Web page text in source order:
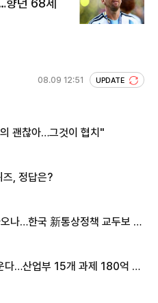
향년 68세
08.09 12:51 UPDATE
괜찮아…그것이 협치"
즈, 정답은?
나…한국 新통상정책 교두보 활
다…산업부 15개 과제 180억 지